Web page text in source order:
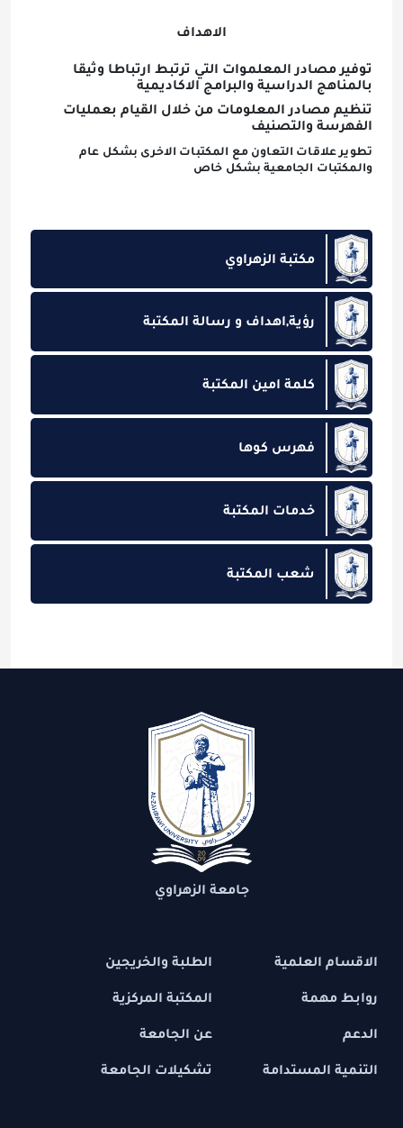
الاهداف
توفير مصادر المعلموات التي ترتبط ارتباطا وثيقا
بالمناهج الدراسية والبرامج الاكاديمية
تنظيم مصادر المعلومات من خلال القيام بعمليات
الفهرسة والتصنيف
تطوير علاقات التعاون مع المكتبات الاخرى بشكل عام
والمكتبات الجامعية بشكل خاص
مكتبة الزهراوي
رؤية,اهداف و رسالة المكتبة
كلمة امين المكتبة
فهرس كوها
خدمات المكتبة
شعب المكتبة
جامعة الزهراوي
الاقسام العلمية
روابط مهمة
الدعم
التنمية المستدامة
الطلبة والخريجين
المكتبة المركزية
عن الجامعة
تشكيلات الجامعة